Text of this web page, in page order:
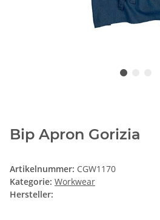
Bip Apron Gorizia
Artikelnummer: CGW1170
Kategorie: Workwear
Hersteller: